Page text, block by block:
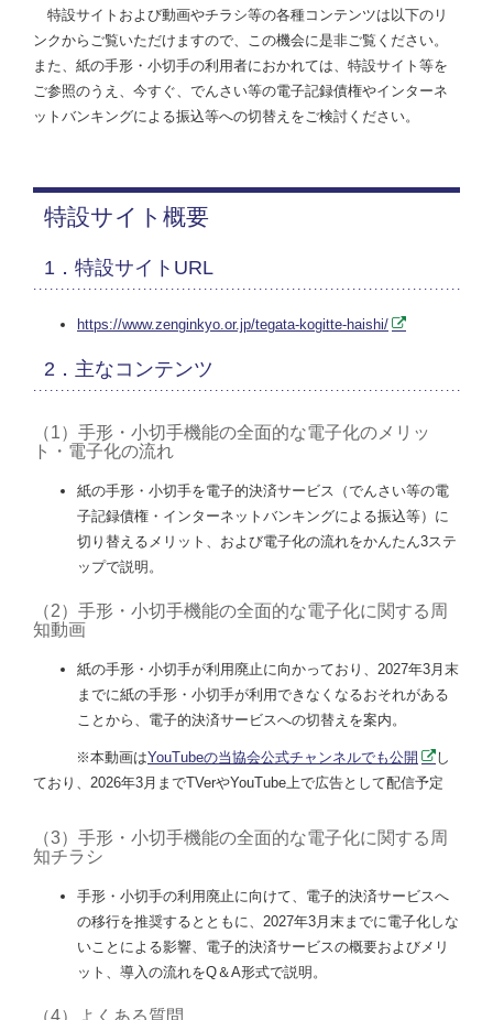
特設サイトおよび動画やチラシ等の各種コンテンツは以下のリ
ンクからご覧いただけますので、この機会に是非ご覧ください。
また、紙の手形・小切手の利用者におかれては、特設サイト等を
ご参照のうえ、今すぐ、でんさい等の電子記録債権やインターネ
ットバンキングによる振込等への切替えをご検討ください。
特設サイト概要
1．特設サイトURL
https://www.zenginkyo.or.jp/tegata-kogitte-haishi/
2．主なコンテンツ
（1）手形・小切手機能の全面的な電子化のメリッ
ト・電子化の流れ
紙の手形・小切手を電子的決済サービス（でんさい等の電
子記録債権・インターネットバンキングによる振込等）に
切り替えるメリット、および電子化の流れをかんたん3ステ
ップで説明。
（2）手形・小切手機能の全面的な電子化に関する周
知動画
紙の手形・小切手が利用廃止に向かっており、2027年3月末
までに紙の手形・小切手が利用できなくなるおそれがある
ことから、電子的決済サービスへの切替えを案内。
※本動画はYouTubeの当協会公式チャンネルでも公開
し
ており、2026年3月までTVerやYouTube上で広告として配信予定
（3）手形・小切手機能の全面的な電子化に関する周
知チラシ
手形・小切手の利用廃止に向けて、電子的決済サービスへ
の移行を推奨するとともに、2027年3月末までに電子化しな
いことによる影響、電子的決済サービスの概要およびメリ
ット、導入の流れをQ＆A形式で説明。